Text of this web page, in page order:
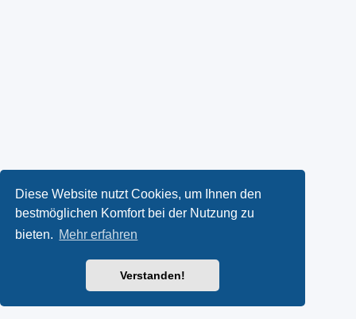
Diese Website nutzt Cookies, um Ihnen den
bestmöglichen Komfort bei der Nutzung zu
bieten. Mehr erfahren
Verstanden!